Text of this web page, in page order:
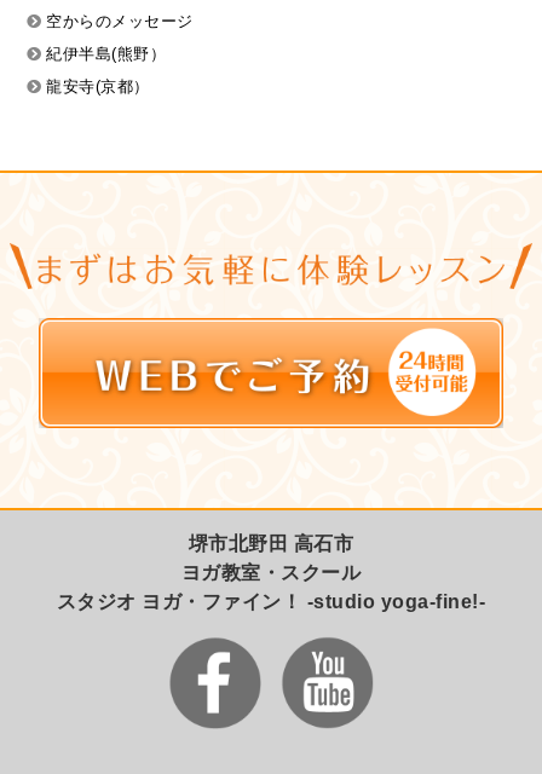
空からのメッセージ
紀伊半島(熊野）
龍安寺(京都）
堺市北野田 高石市
ヨガ教室・スクール
スタジオ ヨガ・ファイン！ -studio yoga-fine!-